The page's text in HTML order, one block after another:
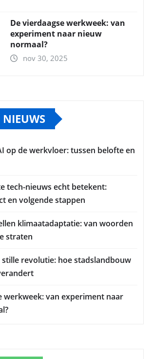
De vierdaagse werkweek: van
experiment naar nieuw
normaal?
nov 30, 2025
NIEUWS
op de werkvloer: tussen belofte en
tech-nieuws echt betekent:
en volgende stappen
klimaatadaptatie: van woorden
straten
stille revolutie: hoe stadslandbouw
werkweek: van experiment naar